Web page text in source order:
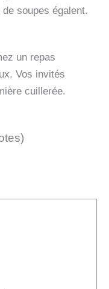
soupes égalent.
un repas
Vos invités
cuillerée.